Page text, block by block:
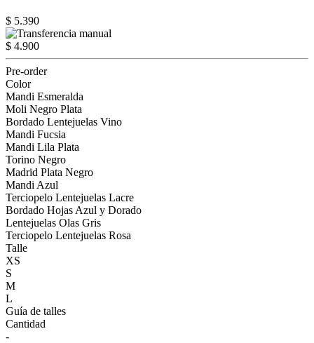
$ 5.390
$ 4.900
Pre-order
Color
Mandi Esmeralda
Moli Negro Plata
Bordado Lentejuelas Vino
Mandi Fucsia
Mandi Lila Plata
Torino Negro
Madrid Plata Negro
Mandi Azul
Terciopelo Lentejuelas Lacre
Bordado Hojas Azul y Dorado
Lentejuelas Olas Gris
Terciopelo Lentejuelas Rosa
Talle
XS
S
M
L
Guía de talles
Cantidad
-